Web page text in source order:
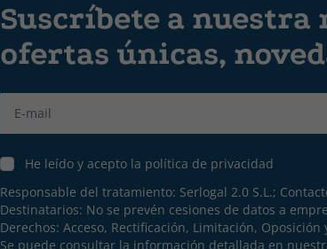
Suscríbete a
ofertas únicas,
He leído y acepto la política de privacidad
Responsable del tratamiento: Serlogal 2.0 S.L.;
Destinatarios: No se prevén cesiones de datos a
Derechos: Acceso, Rectificación, Limitación,
Se puede consultar la información detallada en